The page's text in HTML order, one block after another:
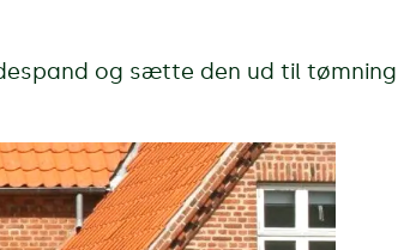
og sætte den ud til tømning